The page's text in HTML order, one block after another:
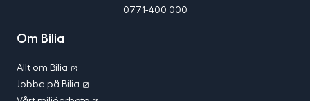
Om Bilia
Allt om Bilia
Jobba på Bilia
0771-400 000